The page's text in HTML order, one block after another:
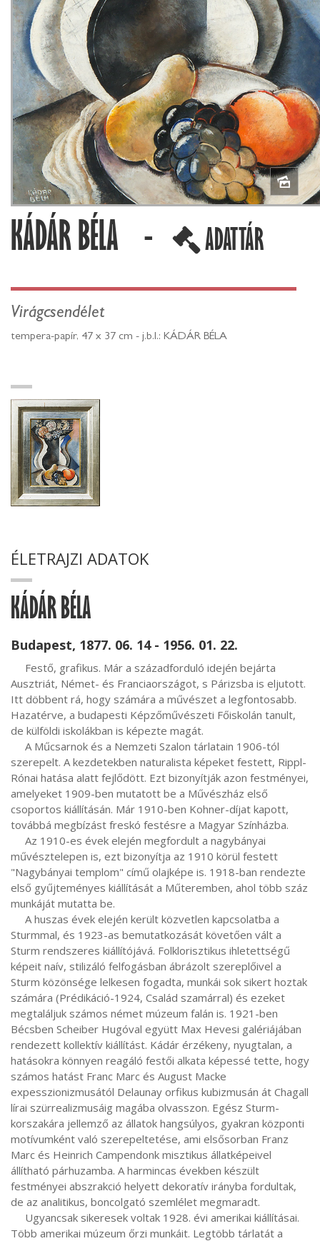
KÁDÁR BÉLA - ADATTÁR
Virágcsendélet
tempera-papír, 47 x 37 cm - j.b.l.: KÁDÁR BÉLA
ÉLETRAJZI ADATOK
KÁDÁR BÉLA
Budapest, 1877. 06. 14 - 1956. 01. 22.
Ausztriát, Német- és Franciaországot, s Párizsba is eljutott.
Itt döbbent rá, hogy számára a művészet a legfontosabb.
Hazatérve, a budapesti Képzőművészeti Főiskolán tanult,
de külföldi iskolákban is képezte magát.
szerepelt. A kezdetekben naturalista képeket festett, Rippl-
Rónai hatása alatt fejlődött. Ezt bizonyítják azon festményei,
amelyeket 1909-ben mutatott be a Művészház első
csoportos kiállításán. Már 1910-ben Kohner-díjat kapott,
továbbá megbízást freskó festésre a Magyar Színházba.
művésztelepen is, ezt bizonyítja az 1910 körül festett
"Nagybányai templom" című olajképe is. 1918-ban rendezte
első gyűjteményes kiállítását a Műteremben, ahol több száz
munkáját mutatta be.
Sturmmal, és 1923-as bemutatkozását követően vált a
Sturm rendszeres kiállítójává. Folklorisztikus ihletettségű
képeit naív, stilizáló felfogásban ábrázolt szereplőivel a
Sturm közönsége lelkesen fogadta, munkái sok sikert hoztak
számára (Prédikáció-1924, Család szamárral) és ezeket
megtaláljuk számos német múzeum falán is. 1921-ben
Bécsben Scheiber Hugóval együtt Max Hevesi galériájában
rendezett kollektív kiállítást. Kádár érzékeny, nyugtalan, a
hatásokra könnyen reagáló festői alkata képessé tette, hogy
számos hatást Franc Marc és August Macke
expesszionizmusától Delaunay orfikus kubizmusán át Chagall
lírai szürrealizmusáig magába olvasszon. Egész Sturm-
korszakára jellemző az állatok hangsúlyos, gyakran központi
motívumként való szerepeltetése, ami elsősorban Franz
Marc és Heinrich Campendonk misztikus állatképeivel
állítható párhuzamba. A harmincas években készült
festményei abszrakció helyett dekoratív irányba fordultak,
de az analitikus, boncolgató szemlélet megmaradt.
Több amerikai múzeum őrzi munkáit. Legtöbb tárlatát a